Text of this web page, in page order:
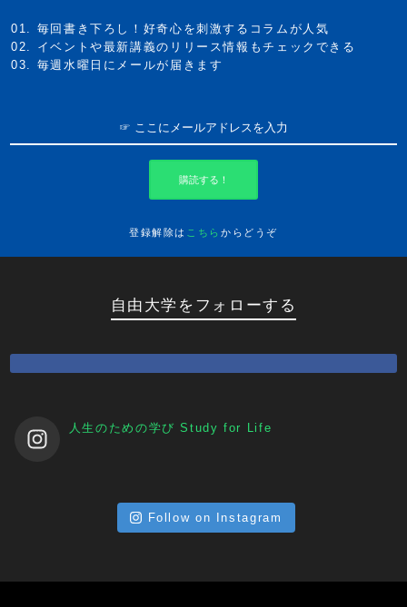
毎回書き下ろし！好奇心を刺激するコラムが人気
イベントや最新講義のリリース情報もチェックできる
毎週水曜日にメールが届きます
購読する！
登録解除は こちら からどうぞ
自由大学をフォローする
人生のための学び Study for Life
Follow on Instagram